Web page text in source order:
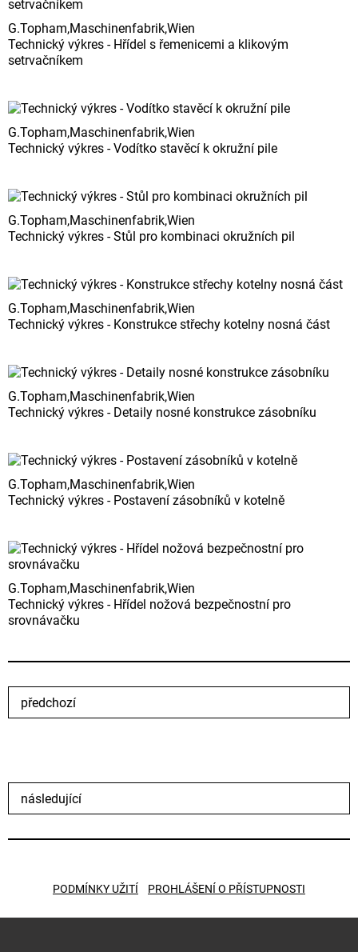
G.Topham,Maschinenfabrik,Wien
Technický výkres - Hřídel s řemenicemi a klikovým
setrvačníkem
G.Topham,Maschinenfabrik,Wien
Technický výkres - Vodítko stavěcí k okružní pile
G.Topham,Maschinenfabrik,Wien
Technický výkres - Stůl pro kombinaci okružních pil
G.Topham,Maschinenfabrik,Wien
Technický výkres - Konstrukce střechy kotelny nosná část
G.Topham,Maschinenfabrik,Wien
Technický výkres - Detaily nosné konstrukce zásobníku
G.Topham,Maschinenfabrik,Wien
Technický výkres - Postavení zásobníků v kotelně
G.Topham,Maschinenfabrik,Wien
Technický výkres - Hřídel nožová bezpečnostní pro
srovnávačku
předchozí
následující
PODMÍNKY UŽITÍ PROHLÁŠENÍ O PŘÍSTUPNOSTI